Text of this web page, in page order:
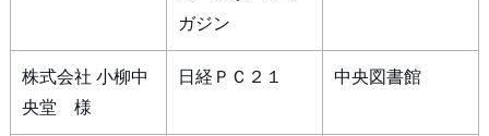
ガジン
株式会社 小柳中
央堂 様
日経ＰＣ２１ 中央図書館